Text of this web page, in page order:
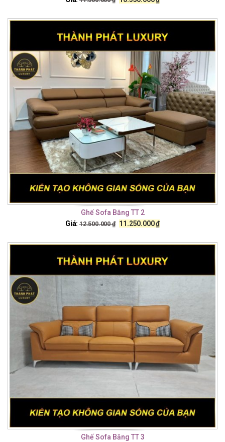
Ghế Sofa Băng TT 2
Giá: 12.500.000₫ 11.250.000₫
Ghế Sofa Băng TT 3